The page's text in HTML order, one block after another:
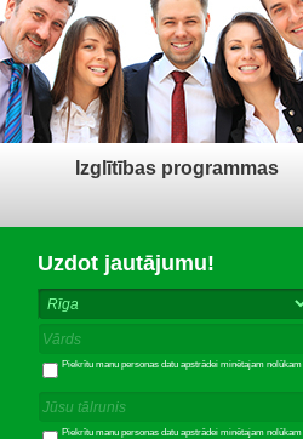
Izglītības programmas
Uzdot jautājumu!
Piekrītu manu personas datu apstrādei minētajam nolūkam
Piekrītu manu personas datu apstrādei minētajam nolūkam